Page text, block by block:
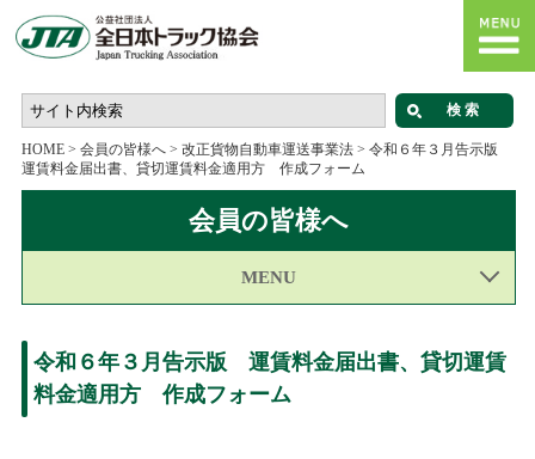
HOME> 会員の皆様へ> 改正貨物自動車運送事業法> 令和６年３月告示版
運賃料金届出書、貸切運賃料金適用方 作成フォーム
会員の皆様へ
MENU
令和６年３月告示版 運賃料金届出書、貸切運賃
料金適用方 作成フォーム